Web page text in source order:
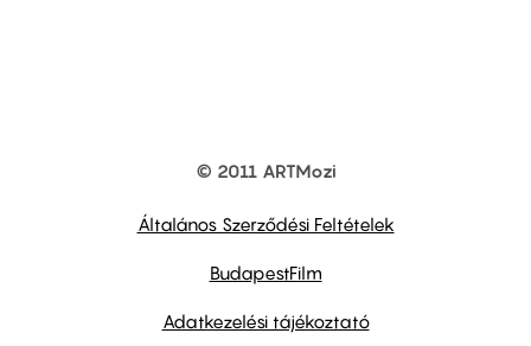
© 2011 ARTMozi
Általános Szerződési Feltételek
BudapestFilm
Adatkezelési tájékoztató